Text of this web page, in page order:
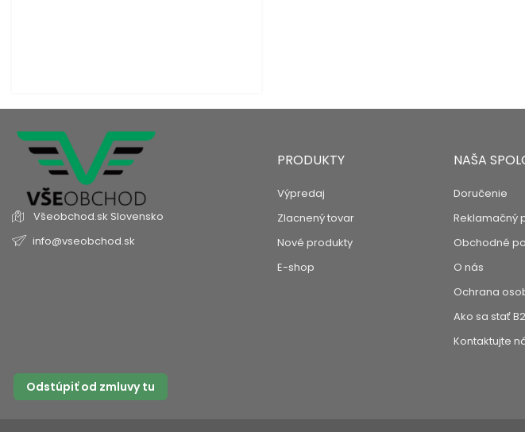
Všeobchod.sk Slovensko
info@vseobchod.sk
PRODUKTY
Výpredaj
Zlacnený tovar
Nové produkty
E-shop
NAŠA
Doručenie
Reklamačný
Obchodné
O nás
Ochrana
Ako sa stať
Kontaktujte
Odstúpiť od zmluvy tu